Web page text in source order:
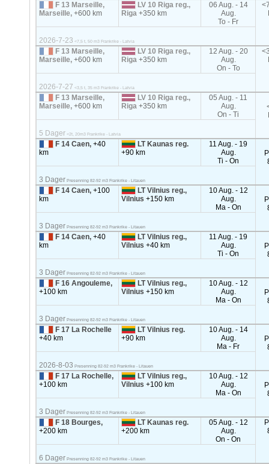
F 13 Marseille,
Marseille,+600 km
LV 10 Riga reg.,
Riga+350 km
06 Aug. - 14
Aug.
To - Fr
2026-7-23 <7,5 t, 50 m3 Frankrike - Latvia
F 13 Marseille,
Marseille,+600 km
LV 10 Riga reg.,
Riga+350 km
12 Aug. - 20
Aug.
On - To
2026-7-27 <3,5 t, 35 m3 Frankrike - Latvia
F 13 Marseille,
Marseille,+600 km
LV 10 Riga reg.,
Riga+350 km
05 Aug. - 11
Aug.
On - Ti
5 Dager <2t, 20m3 Frankrike - Latvia
F 14 Caen,+40
km
LT Kaunas reg.
+90 km
11 Aug. - 19
Aug.
Ti - On
3 Dager Presenning 82-92 m3 Frankrike - Litauen
F 14 Caen,+100
km
LT Vilnius reg.,
Vilnius+150 km
10 Aug. - 12
Aug.
Ma - On
3 Dager Presenning 82-92 m3 Frankrike - Litauen
F 14 Caen,+40
km
LT Vilnius reg.,
Vilnius+40 km
11 Aug. - 19
Aug.
Ti - On
3 Dager Presenning 82-92 m3 Frankrike - Litauen
F 16 Angouleme,
+100 km
LT Vilnius reg.,
Vilnius+150 km
10 Aug. - 12
Aug.
Ma - On
3 Dager Presenning 82-92 m3 Frankrike - Litauen
F 17 La Rochelle
+40 km
LT Vilnius reg.
+90 km
10 Aug. - 14
Aug.
Ma - Fr
2026-8-03 Presenning 82-92 m3 Frankrike - Litauen
F 17 La Rochelle,
+100 km
LT Vilnius reg.,
Vilnius+100 km
10 Aug. - 12
Aug.
Ma - On
3 Dager Presenning 82-92 m3 Frankrike - Litauen
F 18 Bourges,
+200 km
LT Kaunas reg.
+200 km
05 Aug. - 12
Aug.
On - On
6 Dager Presenning 82-92 m3 Frankrike - Litauen